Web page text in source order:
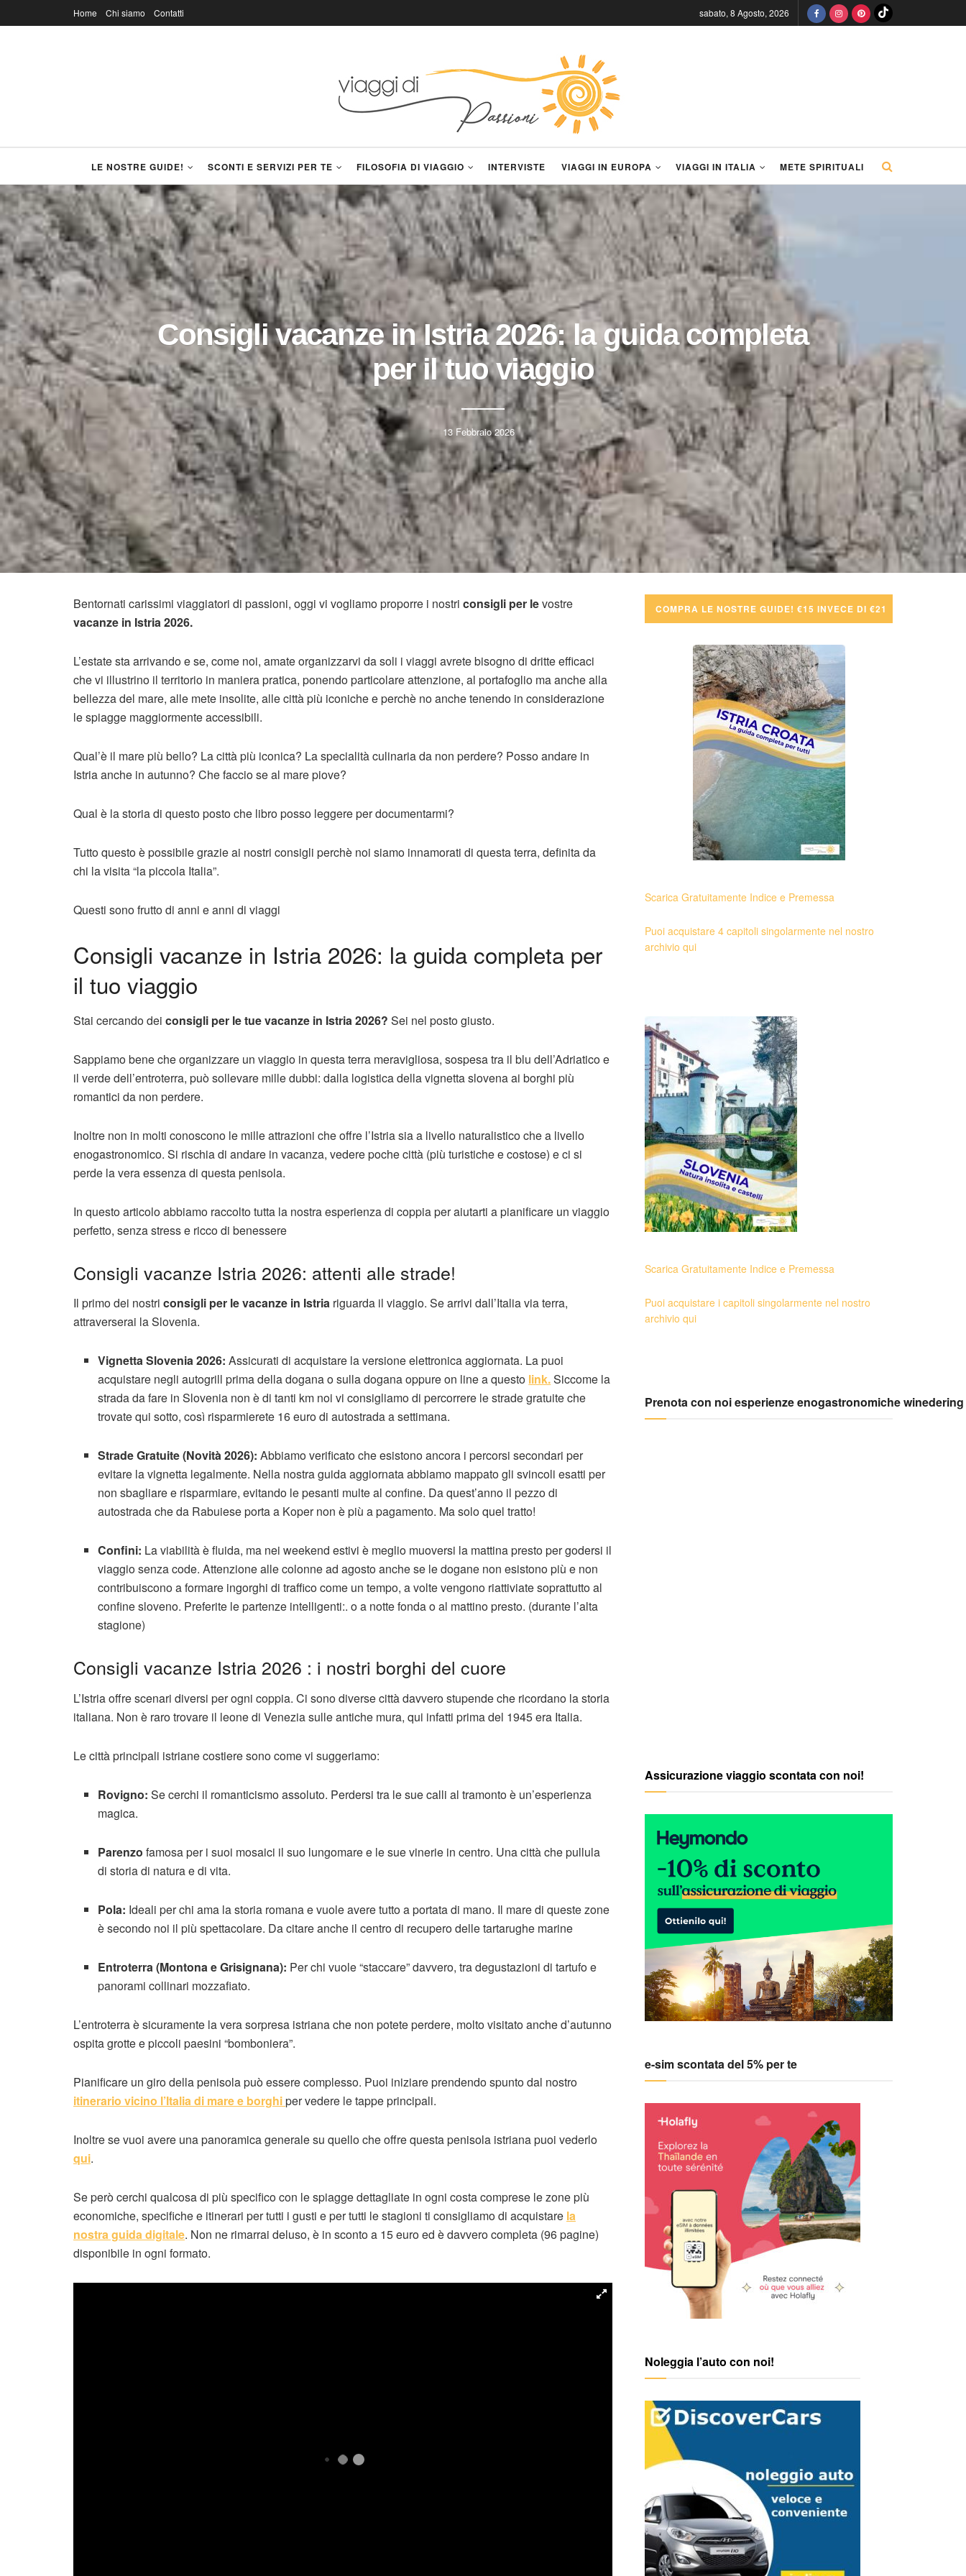
Home Chi siamo Contatti sabato, 8 Agosto, 2026
LE NOSTRE GUIDE! SCONTI E SERVIZI PER TE FILOSOFIA DI VIAGGIO INTERVISTE VIAGGI IN EUROPA VIAGGI IN ITALIA METE SPIRITUALI
Consigli vacanze in Istria 2026: la guida completa
per il tuo viaggio
13 Febbraio 2026
Bentornati carissimi viaggiatori di passioni, oggi vi vogliamo proporre i nostri consigli per levostre
vacanze in Istria 2026.
L’estate sta arrivando e se, come noi, amate organizzarvi da soli i viaggi avrete bisogno di dritte efficaci
che vi illustrino il territorio in maniera pratica, ponendo particolare attenzione, al portafoglio ma anche alla
bellezza del mare, alle mete insolite, alle città più iconiche e perchè no anche tenendo in considerazione
le spiagge maggiormente accessibili.
Qual’è il mare più bello? La città più iconica? La specialità culinaria da non perdere? Posso andare in
Istria anche in autunno? Che faccio se al mare piove?
Qual è la storia di questo posto che libro posso leggere per documentarmi?
Tutto questo è possibile grazie ai nostri consigli perchè noi siamo innamorati di questa terra, definita da
chi la visita “la piccola Italia”.
Questi sono frutto di anni e anni di viaggi
Consigli vacanze in Istria 2026: la guida completa per
il tuo viaggio
Stai cercando dei consigli per le tue vacanze in Istria 2026? Sei nel posto giusto.
Sappiamo bene che organizzare un viaggio in questa terra meravigliosa, sospesa tra il blu dell’Adriatico e
il verde dell’entroterra, può sollevare mille dubbi: dalla logistica della vignetta slovena ai borghi più
romantici da non perdere.
Inoltre non in molti conoscono le mille attrazioni che offre l’Istria sia a livello naturalistico che a livello
enogastronomico. Si rischia di andare in vacanza, vedere poche città (più turistiche e costose) e ci si
perde la vera essenza di questa penisola.
In questo articolo abbiamo raccolto tutta la nostra esperienza di coppia per aiutarti a pianificare un viaggio
perfetto, senza stress e ricco di benessere
Consigli vacanze Istria 2026: attenti alle strade!
Il primo dei nostri consigli per le vacanze in Istria riguarda il viaggio. Se arrivi dall’Italia via terra,
attraverserai la Slovenia.
Vignetta Slovenia 2026: Assicurati di acquistare la versione elettronica aggiornata. La puoi
acquistare negli autogrill prima della dogana o sulla dogana oppure on line a questo link.Siccome la
strada da fare in Slovenia non è di tanti km noi vi consigliamo di percorrere le strade gratuite che
trovate qui sotto, così risparmierete 16 euro di autostrada a settimana.
Strade Gratuite (Novità 2026): Abbiamo verificato che esistono ancora i percorsi secondari per
evitare la vignetta legalmente. Nella nostra guida aggiornata abbiamo mappato gli svincoli esatti per
non sbagliare e risparmiare, evitando le pesanti multe al confine. Da quest’anno il pezzo di
autostrada che da Rabuiese porta a Koper non è più a pagamento. Ma solo quel tratto!
Confini: La viabilità è fluida, ma nei weekend estivi è meglio muoversi la mattina presto per godersi il
viaggio senza code. Attenzione alle colonne ad agosto anche se le dogane non esistono più e non
contribuiscono a formare ingorghi di traffico come un tempo, a volte vengono riattiviate soprattutto al
confine sloveno. Preferite le partenze intelligenti:. o a notte fonda o al mattino presto. (durante l’alta
stagione)
Consigli vacanze Istria 2026 : i nostri borghi del cuore
L’Istria offre scenari diversi per ogni coppia. Ci sono diverse città davvero stupende che ricordano la storia
italiana. Non è raro trovare il leone di Venezia sulle antiche mura, qui infatti prima del 1945 era Italia.
Le città principali istriane costiere sono come vi suggeriamo:
Rovigno: Se cerchi il romanticismo assoluto. Perdersi tra le sue calli al tramonto è un’esperienza
magica.
Parenzofamosa per i suoi mosaici il suo lungomare e le sue vinerie in centro. Una città che pullula
di storia di natura e di vita.
Pola: Ideali per chi ama la storia romana e vuole avere tutto a portata di mano. Il mare di queste zone
è secondo noi il più spettacolare. Da citare anche il centro di recupero delle tartarughe marine
Entroterra (Montona e Grisignana): Per chi vuole “staccare” davvero, tra degustazioni di tartufo e
panorami collinari mozzafiato.
L’entroterra è sicuramente la vera sorpresa istriana che non potete perdere, molto visitato anche d’autunno
ospita grotte e piccoli paesini “bomboniera”.
Pianificare un giro della penisola può essere complesso. Puoi iniziare prendendo spunto dal nostro
itinerario vicino l’Italia di mare e borghiper vedere le tappe principali.
Inoltre se vuoi avere una panoramica generale su quello che offre questa penisola istriana puoi vederlo
qui.
Se però cerchi qualcosa di più specifico con le spiagge dettagliate in ogni costa comprese le zone più
economiche, specifiche e itinerari per tutti i gusti e per tutti le stagioni ti consigliamo di acquistare la
nostra guida digitale. Non ne rimarrai deluso, è in sconto a 15 euro ed è davvero completa (96 pagine)
disponibile in ogni formato.
COMPRA LE NOSTRE GUIDE! €15 INVECE DI €21
Scarica Gratuitamente Indice e Premessa
Puoi acquistare 4 capitoli singolarmente nel nostro
archivio qui
Scarica Gratuitamente Indice e Premessa
Puoi acquistare i capitoli singolarmente nel nostro
archivio qui
Prenota con noi esperienze enogastronomiche winedering
Assicurazione viaggio scontata con noi!
e-sim scontata del 5% per te
Noleggia l’auto con noi!